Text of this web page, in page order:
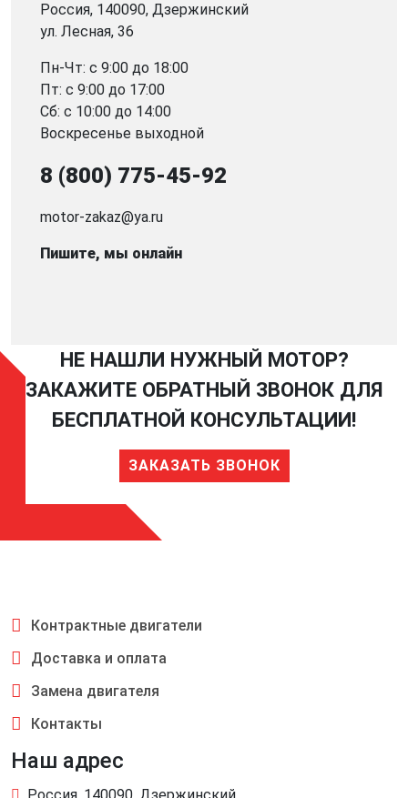
Россия, 140090, Дзержинский
ул. Лесная, 36
Пн-Чт: с 9:00 до 18:00
Пт: с 9:00 до 17:00
Сб: с 10:00 до 14:00
Воскресенье выходной
8 (800) 775-45-92
motor-zakaz@ya.ru
Пишите, мы онлайн
НЕ НАШЛИ НУЖНЫЙ МОТОР?
ЗАКАЖИТЕ ОБРАТНЫЙ ЗВОНОК ДЛЯ
БЕСПЛАТНОЙ КОНСУЛЬТАЦИИ!
ЗАКАЗАТЬ ЗВОНОК
Контрактные двигатели
Доставка и оплата
Замена двигателя
Контакты
Наш адрес